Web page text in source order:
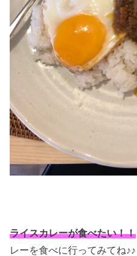
ライスカレーが食べたい！！
レーを食べに行ってみてね♪♪